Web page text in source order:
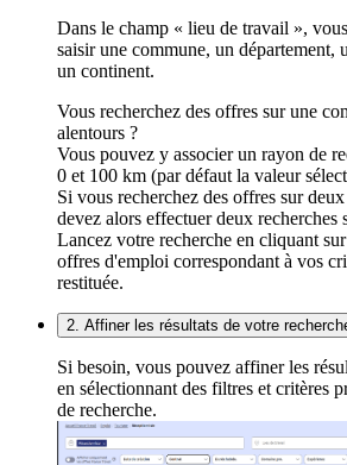
Dans le champ « lieu de travail »,
saisir une commune, un département,
un continent.
Vous recherchez des offres sur une
alentours ?
Vous pouvez y associer un rayon de
0 et 100 km (par défaut la valeur
Si vous recherchez des offres sur
devez alors effectuer deux recherches
Lancez votre recherche en cliquant
offres d'emploi correspondant à vos
restituée.
2. Affiner les résultats de votre
Si besoin, vous pouvez affiner les
en sélectionnant des filtres et critères
de recherche.